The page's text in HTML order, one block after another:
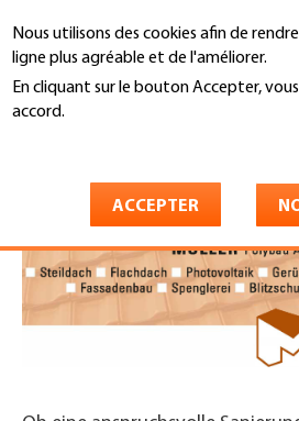
Nous utilisons des cookies afin de
ligne plus agréable et de l'améliorer.
En cliquant sur le bouton Accepter,
accord.
ACCEPTER
au
contenu
principal
You